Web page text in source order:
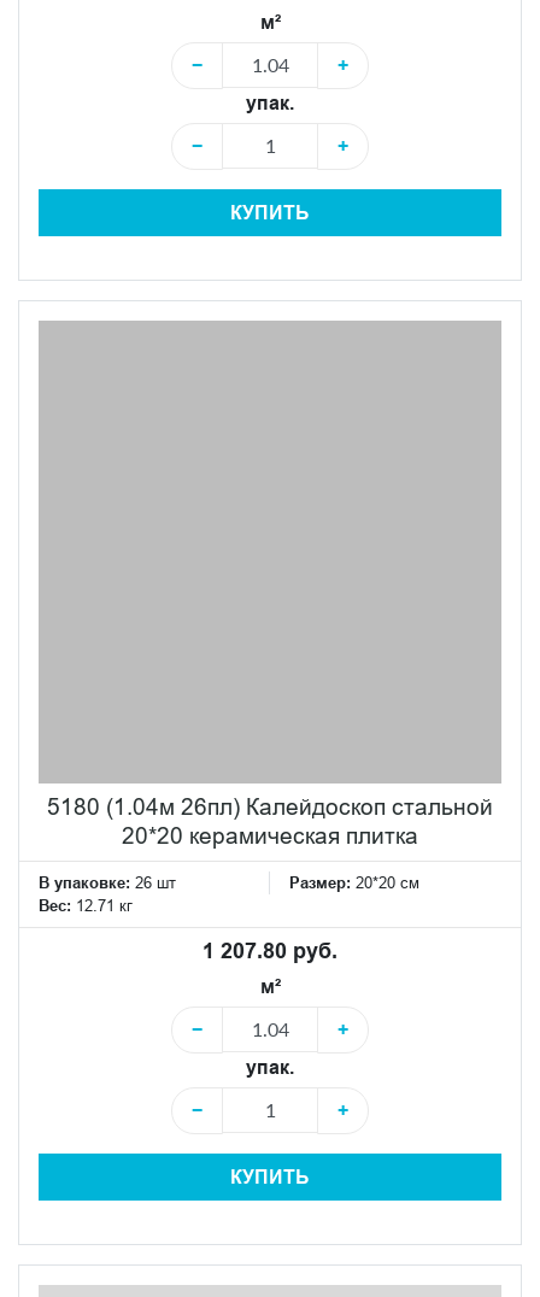
м²
−
+
упак.
−
+
КУПИТЬ
5180 (1.04м 26пл) Калейдоскоп стальной
20*20 керамическая плитка
В упаковке: 26 шт Размер: 20*20 см
Вес: 12.71 кг
1 207.80 руб.
м²
−
+
упак.
−
+
КУПИТЬ